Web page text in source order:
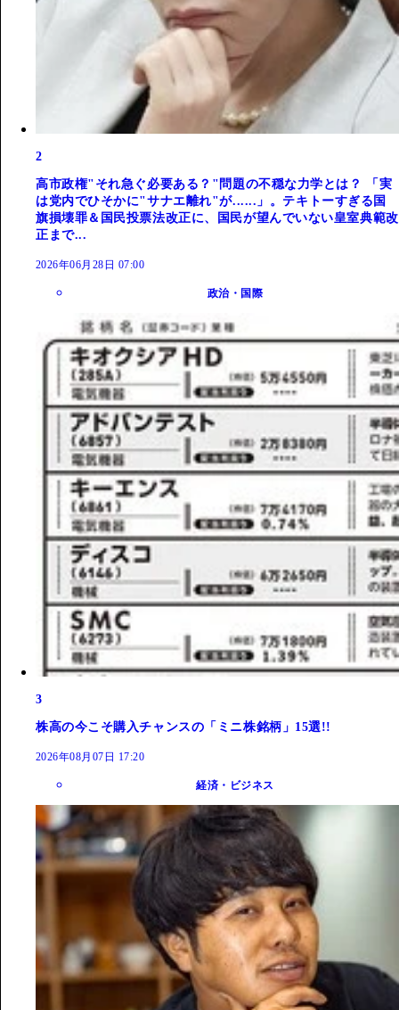
2
高市政権"それ急ぐ必要ある？"問題の不穏な力学とは？ 「実
は党内でひそかに"サナエ離れ"が......」。テキトーすぎる国
旗損壊罪＆国民投票法改正に、国民が望んでいない皇室典範改
正まで...
2026年06月28日 07:00
政治・国際
3
株高の今こそ購入チャンスの「ミニ株銘柄」15選!!
2026年08月07日 17:20
経済・ビジネス